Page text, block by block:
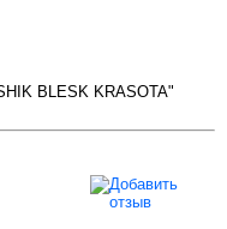
BLESK KRASOTA"